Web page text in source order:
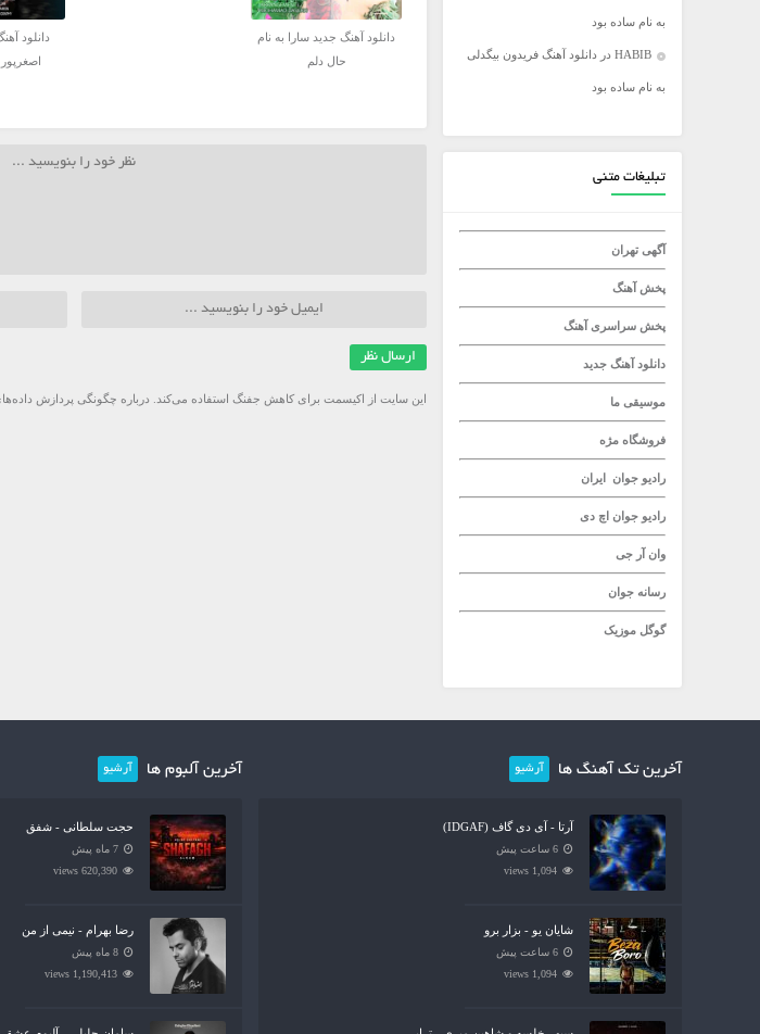
مهدی یغمایی
میثم ابراهیمی
میلاد راستاد
به نام ساده بود
HABIB در دانلود آهنگ فریدون بیگدلی
به نام ساده بود
تبلیغات متنی
آگهی تهران
پخش آهنگ
پخش سراسری آهنگ
دانلود آهنگ جدید
موسیقی ما
فروشگاه مژه
رادیو جوان ایران
رادیو جوان اچ دی
وان آر جی
رسانه جوان
گوگل موزیک
دانلود آهنگ جدید سارا به نام
حال دلم
دانلود
اصغرپور
این سایت از اکیسمت برای کاهش جفنگ استفاده می‌کند. درباره چگونگی پردازش
آخرین تک آهنگ ها آرشیو
آرتا - آی دی گاف (IDGAF)
6 ساعت پیش
1,094 views
شایان یو - بزار برو
6 ساعت پیش
1,094 views
آخرین آلبوم ها آرشیو
حجت سلطانی - شفق
7 ماه پیش
620,390 views
رضا بهرام - نیمی از من
8 ماه پیش
1,190,413 views